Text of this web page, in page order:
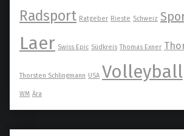
Radsport Ratgeber Rieste Schweiz
Laer Swiss Epic Südkreis Thomas Exner
Thorsten Schlingmann USA Volleyball
WM Ära